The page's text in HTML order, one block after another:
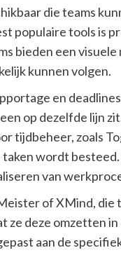
die teams
populaire tools is
bieden een
kunnen volgen.
en
op dezelfde lijn
tijdbeheer, zoals
wordt
van
of XMind, die
deze omzetten
aan de